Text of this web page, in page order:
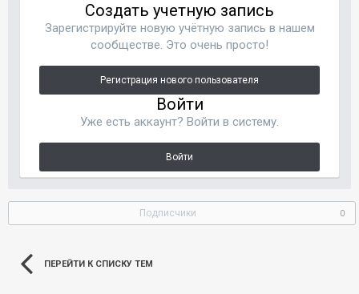
Создать учетную запись
Зарегистрируйте новую учётную запись в нашем
сообществе. Это очень просто!
Регистрация нового пользователя
Войти
Уже есть аккаунт? Войти в систему.
Войти
Подписчики 0
ПЕРЕЙТИ К СПИСКУ ТЕМ